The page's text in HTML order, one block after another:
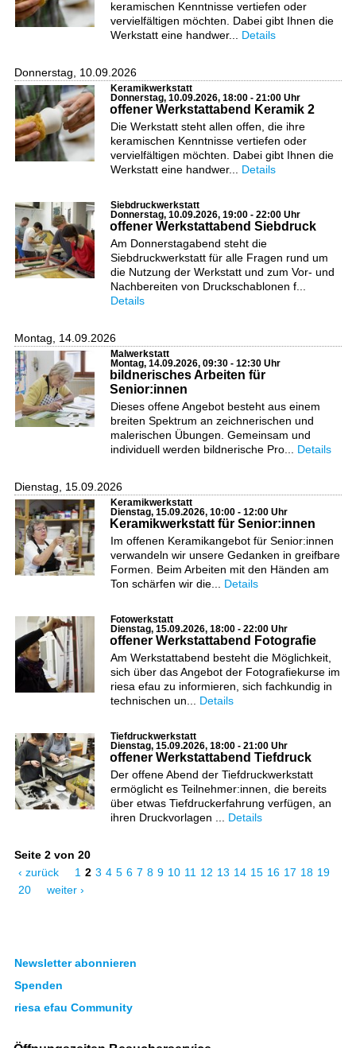
keramischen Kenntnisse vertiefen oder
vervielfältigen möchten. Dabei gibt Ihnen die
Werkstatt eine handwer... Details
Donnerstag, 10.09.2026
Keramikwerkstatt
Donnerstag, 10.09.2026, 18:00 - 21:00 Uhr
offener Werkstattabend Keramik 2
Die Werkstatt steht allen offen, die ihre
keramischen Kenntnisse vertiefen oder
vervielfältigen möchten. Dabei gibt Ihnen die
Werkstatt eine handwer... Details
Siebdruckwerkstatt
Donnerstag, 10.09.2026, 19:00 - 22:00 Uhr
offener Werkstattabend Siebdruck
Am Donnerstagabend steht die
Siebdruckwerkstatt für alle Fragen rund um
die Nutzung der Werkstatt und zum Vor- und
Nachbereiten von Druckschablonen f...
Details
Montag, 14.09.2026
Malwerkstatt
Montag, 14.09.2026, 09:30 - 12:30 Uhr
bildnerisches Arbeiten für
Senior:innen
Dieses offene Angebot besteht aus einem
breiten Spektrum an zeichnerischen und
malerischen Übungen. Gemeinsam und
individuell werden bildnerische Pro... Details
Dienstag, 15.09.2026
Keramikwerkstatt
Dienstag, 15.09.2026, 10:00 - 12:00 Uhr
Keramikwerkstatt für Senior:innen
Im offenen Keramikangebot für Senior:innen
verwandeln wir unsere Gedanken in greifbare
Formen. Beim Arbeiten mit den Händen am
Ton schärfen wir die... Details
Fotowerkstatt
Dienstag, 15.09.2026, 18:00 - 22:00 Uhr
offener Werkstattabend Fotografie
Am Werkstattabend besteht die Möglichkeit,
sich über das Angebot der Fotografiekurse im
riesa efau zu informieren, sich fachkundig in
technischen un... Details
Tiefdruckwerkstatt
Dienstag, 15.09.2026, 18:00 - 21:00 Uhr
offener Werkstattabend Tiefdruck
Der offene Abend der Tiefdruckwerkstatt
ermöglicht es Teilnehmer:innen, die bereits
über etwas Tiefdruckerfahrung verfügen, an
ihren Druckvorlagen ... Details
Seite 2 von 20
‹ zurück
1 2 3 4 5 6 7 8 9 10 11 12 13 14 15 16 17 18 19
20
weiter ›
Newsletter abonnieren
Spenden
riesa efau Community